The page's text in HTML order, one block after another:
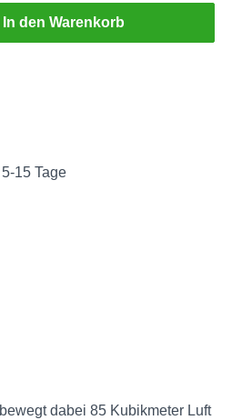
In den Warenkorb
15 Tage
dabei 85 Kubikmeter Luft